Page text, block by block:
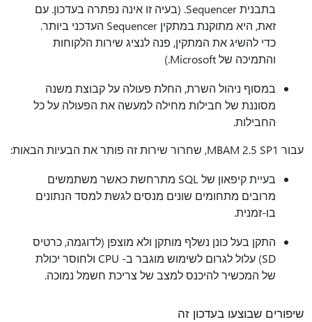
בתבנית Sequencer. (בעיה זו אינה נפתרה בעדכון. עם
זאת, היא מתוקנת במתקין Sequencer העדכני ביותר.
כדי להשיג את המתקין, פנה לנציג שירות הלקוחות
והתמיכה של Microsoft.)
במסוף ניהול השרת, החלת פעולה על קבוצת משנה
מסוננת של חבילות מחילה למעשה את הפעולה על כל
החבילות.
עבור MBAM 2.5 SP1, שחרור שירות זה פותר את הבעיות הבאות:
בעיית קיפאון של SQL מתרחשת כאשר משתמשים
מרובים מתחומים שונים מנסים לגשת למסד הנתונים
בו-זמנית.
התקן בעל כונן נשלף מותקן ולא מוצפן (לדוגמה, כרטיס
SD) עלול לגרום לשימוש מוגבר ב- CPU ולחוסר יכולת
של המכשיר להיכנס למצב של צריכת חשמל נמוכה.
שיפורים שבוצעו בעדכון זה